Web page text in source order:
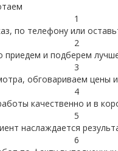
1
по телефону или
2
приедем и подберем
3
обговариваем цены
4
качественно и в
5
наслаждается
6